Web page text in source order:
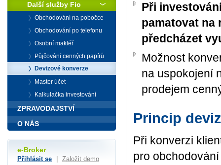
Při
pamatovat na
předcházet
Možnost
na uspokojení
prodejem
Princip
Při konverzi
pro
Další služby Fio
Obchodování na pobočce
Obchodování po telefonu
Osobní makléř
Půjčování cenných papírů
Devizové konverze
Master účet
Kalkulačka investování
ZPRAVODAJSTVÍ
O NÁS
e-Broker
Přihlásit se Založit demo